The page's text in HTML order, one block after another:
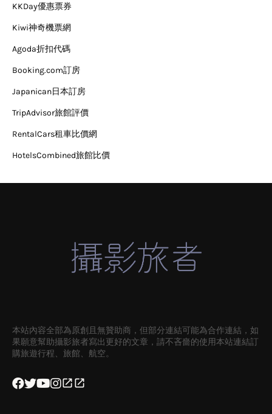
KKDay優惠票券
Kiwi神奇機票網
Agoda折扣代碼
Booking.com訂房
Japanican日本訂房
TripAdvisor旅館評價
RentalCars租車比價網
HotelsCombined旅館比價
本站內容全部為原創且無贊助商，但部分連結可能為合作連結，如
果願意幫助攝影旅者寫出更好的文章，請不吝嗇的使用本站連結訂
購旅遊行程、旅館、航空。